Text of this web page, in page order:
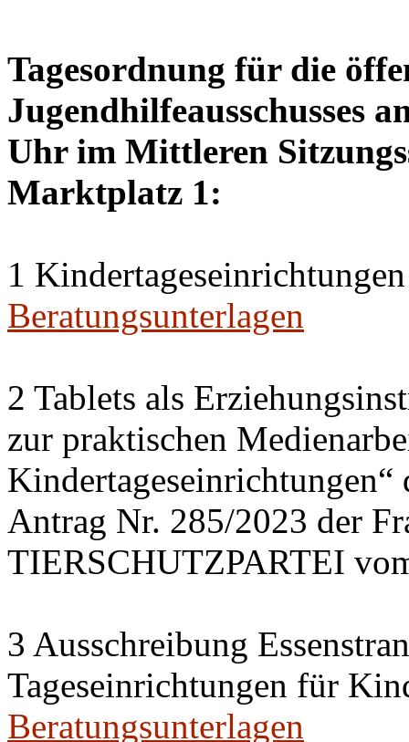
Tagesordnung für die
Jugendhilfeausschusses
Uhr im Mittleren
Marktplatz 1:
1
Beratungsunterlagen
2 Tablets als
zur praktischen
Kindertageseinrichtungen“
Antrag Nr. 285/2023 der
TIERSCHUTZPARTEI
3 Ausschreibung
Tageseinrichtungen für
Beratungsunterlagen